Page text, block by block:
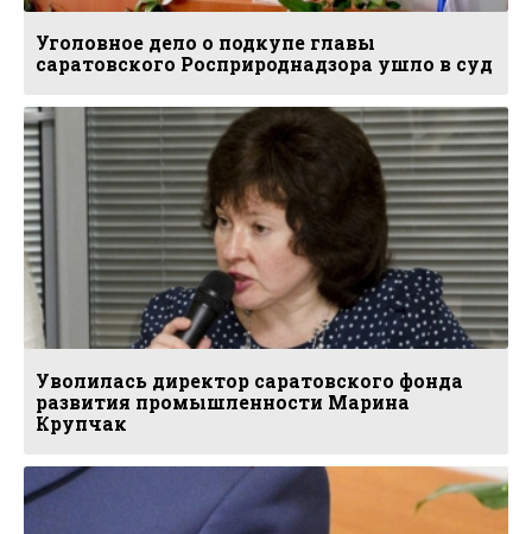
Уголовное дело о подкупе главы
саратовского Росприроднадзора ушло в суд
Уволилась директор саратовского фонда
развития промышленности Марина
Крупчак